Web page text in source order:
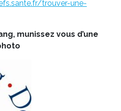
trouver-une-
munissez vous d’une